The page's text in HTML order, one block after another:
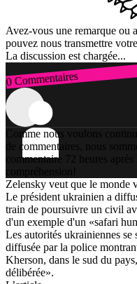
Avez-vous une remarque ou
pouvez nous transmettre
La discussion est chargée...
0 Commentaires
Connexion
Comme nous voulons
de commentaires, nous
commentaire 72 heures
compréhension!
Zelensky veut que le monde
Le président ukrainien a
train de poursuivre un civil
d'un exemple d'un «safari
Les autorités ukrainiennes
diffusée par la police
Kherson, dans le sud du
délibérée».